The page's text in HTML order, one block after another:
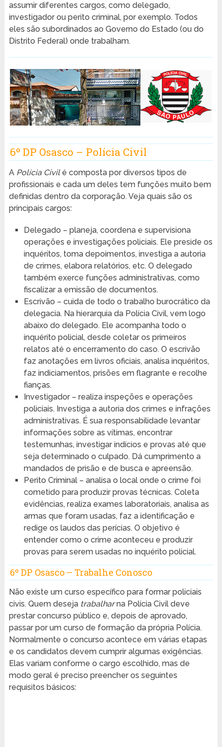
assumir diferentes cargos, como delegado,
investigador ou perito criminal, por exemplo. Todos
eles são subordinados ao Governo do Estado (ou do
Distrito Federal) onde trabalham.
6º DP Osasco – Polícia Civil
A Polícia Civilé composta por diversos tipos de
profissionais e cada um deles tem funções muito bem
definidas dentro da corporação. Veja quais são os
principais cargos:
Delegado – planeja, coordena e supervisiona
operações e investigações policiais. Ele preside os
inquéritos, toma depoimentos, investiga a autoria
de crimes, elabora relatórios, etc. O delegado
também exerce funções administrativas, como
fiscalizar a emissão de documentos.
Escrivão – cuida de todo o trabalho burocrático da
delegacia. Na hierarquia da Polícia Civil, vem logo
abaixo do delegado. Ele acompanha todo o
inquérito policial, desde coletar os primeiros
relatos até o encerramento do caso. O escrivão
faz anotações em livros oficiais, analisa inquéritos,
faz indiciamentos, prisões em flagrante e recolhe
fianças.
Investigador – realiza inspeções e operações
policiais. Investiga a autoria dos crimes e infrações
administrativas. É sua responsabilidade levantar
informações sobre as vítimas, encontrar
testemunhas, investigar indícios e provas até que
seja determinado o culpado. Dá cumprimento a
mandados de prisão e de busca e apreensão.
Perito Criminal – analisa o local onde o crime foi
cometido para produzir provas técnicas. Coleta
evidências, realiza exames laboratoriais, analisa as
armas que foram usadas, faz a identificação e
redige os laudos das perícias. O objetivo é
entender como o crime aconteceu e produzir
provas para serem usadas no inquérito policial.
6º DP Osasco – Trabalhe Conosco
Não existe um curso específico para formar policiais
civis. Quem deseja trabalharna Polícia Civil deve
prestar concurso público e, depois de aprovado,
passar por um curso de formação da própria Polícia.
Normalmente o concurso acontece em várias etapas
e os candidatos devem cumprir algumas exigências.
Elas variam conforme o cargo escolhido, mas de
modo geral é preciso preencher os seguintes
requisitos básicos: